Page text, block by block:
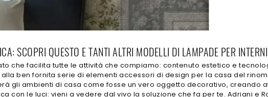
SCOPRI QUESTO E TANTI ALTRI MODELLI DI LAMPADE PER INTERNI
che facilita tutte le attività che compiamo: contenuto estetico e
ben fornita serie di elementi accessori di design per la casa del
gli ambienti di casa come fosse un vero oggetto decorativo, creando
con le luci: vieni a vedere dal vivo la soluzione che fa per te. Adriani e